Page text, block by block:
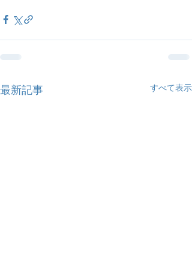
最新記事 すべて表示